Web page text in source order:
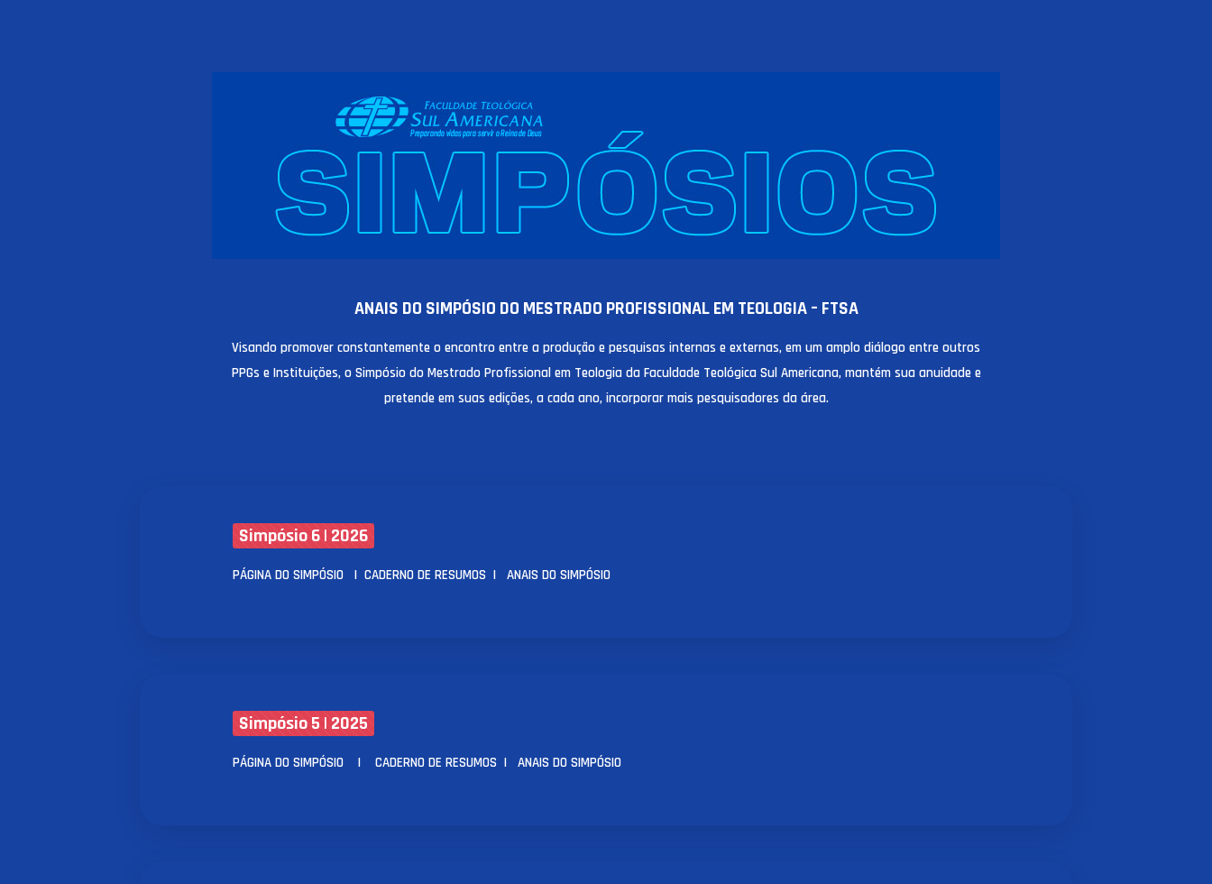
ANAIS DO SIMPÓSIO DO MESTRADO PROFISSIONAL EM TEOLOGIA – FTSA
Visando promover constantemente o encontro entre a produção e pesquisas internas e externas, em um amplo diálogo entre outros
PPGs e Instituições, o Simpósio do Mestrado Profissional em Teologia da Faculdade Teológica Sul Americana, mantém sua anuidade e
pretende em suas edições, a cada ano, incorporar mais pesquisadores da área.
Simpósio 6 | 2026
PÁGINA DO SIMPÓSIO |CADERNO DE RESUMOS | ANAIS DO SIMPÓSIO
Simpósio 5 | 2025
PÁGINA DO SIMPÓSIO | CADERNO DE RESUMOS |ANAIS DO SIMPÓSIO